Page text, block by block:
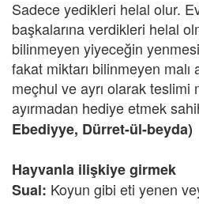
Sadece yedikleri helal olur.
başkalarına verdikleri helal
bilinmeyen yiyeceğin
fakat miktarı bilinmeyen
meçhul ve ayrı olarak teslimi
ayırmadan hediye etmek
Ebediyye, Dürret-ül-beyda)
Hayvanla ilişkiye girmek
Sual: Koyun gibi eti yenen